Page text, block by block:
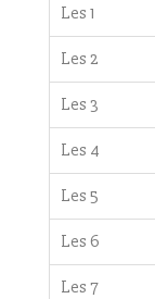
Les 1
Les 2
Les 3
Les 4
Les 5
Les 6
Les 7